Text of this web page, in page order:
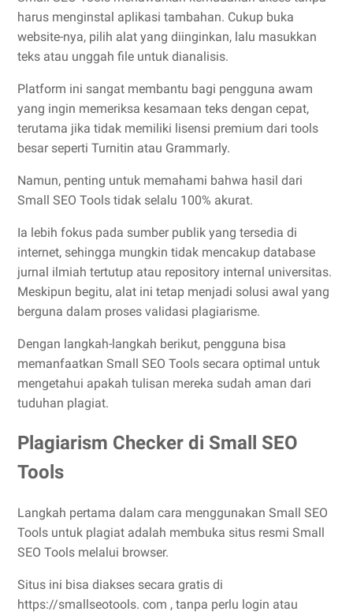
harus menginstal aplikasi tambahan. Cukup buka
website-nya, pilih alat yang diinginkan, lalu masukkan
teks atau unggah file untuk dianalisis.
Platform ini sangat membantu bagi pengguna awam
yang ingin memeriksa kesamaan teks dengan cepat,
terutama jika tidak memiliki lisensi premium dari tools
besar seperti Turnitin atau Grammarly.
Namun, penting untuk memahami bahwa hasil dari
Small SEO Tools tidak selalu 100% akurat.
Ia lebih fokus pada sumber publik yang tersedia di
internet, sehingga mungkin tidak mencakup database
jurnal ilmiah tertutup atau repository internal universitas.
Meskipun begitu, alat ini tetap menjadi solusi awal yang
berguna dalam proses validasi plagiarisme.
Dengan langkah-langkah berikut, pengguna bisa
memanfaatkan Small SEO Tools secara optimal untuk
mengetahui apakah tulisan mereka sudah aman dari
tuduhan plagiat.
Plagiarism Checker di Small SEO
Tools
Langkah pertama dalam cara menggunakan Small SEO
Tools untuk plagiat adalah membuka situs resmi Small
SEO Tools melalui browser.
Situs ini bisa diakses secara gratis di
https://smallseotools. com , tanpa perlu login atau